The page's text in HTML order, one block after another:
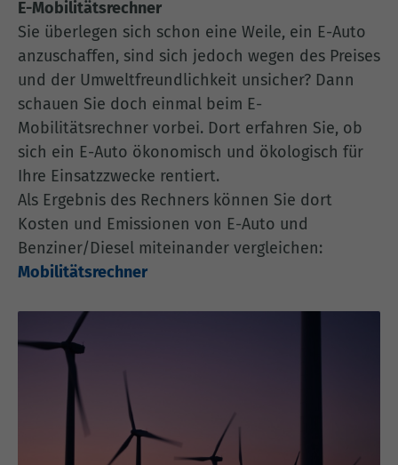
E-Mobilitätsrechner
Sie überlegen sich schon eine Weile, ein E-Auto
anzuschaffen, sind sich jedoch wegen des Preises
und der Umweltfreundlichkeit unsicher? Dann
schauen Sie doch einmal beim E-
Mobilitätsrechner vorbei. Dort erfahren Sie, ob
sich ein E-Auto ökonomisch und ökologisch für
Ihre Einsatzzwecke rentiert.
Als Ergebnis des Rechners können Sie dort
Kosten und Emissionen von E-Auto und
Benziner/Diesel miteinander vergleichen:
Mobilitätsrechner